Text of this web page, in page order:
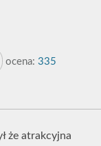
ocena: 335
że atrakcyjna